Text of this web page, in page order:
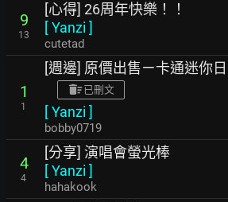
9
13
[心得] 26周年快樂！！
[Yanzi ]
cutetad
1
1
[週邊] 原價出售ㄧ卡通迷你
已刪文
[Yanzi ]
bobby0719
4
4
[分享] 演唱會螢光棒
[Yanzi ]
hahakook